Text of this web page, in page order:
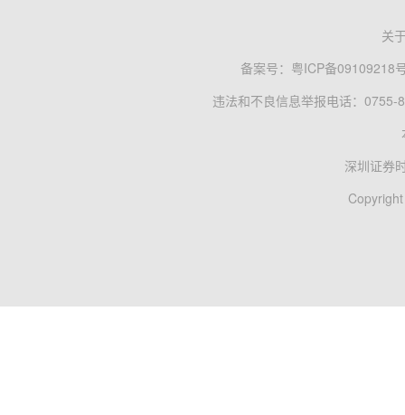
关
备案号： 粤ICP备09109218
违法和不良信息举报电话：0755-
深圳证券